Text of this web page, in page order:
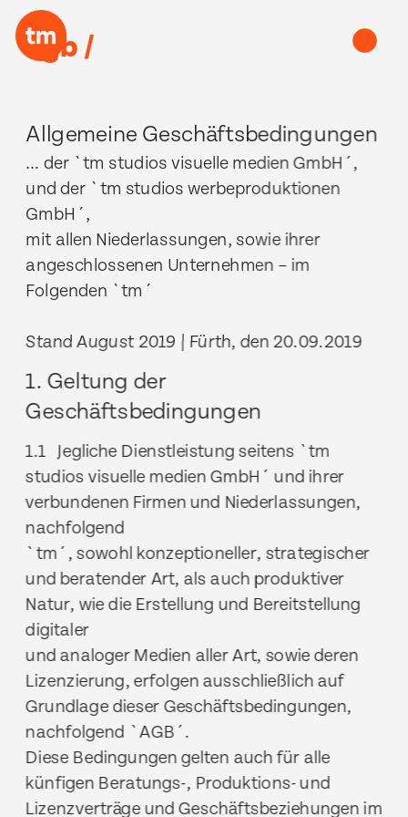
agb /
Allgemeine Geschäftsbedingungen
… der `tm studios visuelle medien GmbH´,
und der `tm studios werbeproduktionen
GmbH´,
mit allen Niederlassungen, sowie ihrer
angeschlossenen Unternehmen – im
Folgenden `tm´
Stand August 2019 | Fürth, den 20.09.2019
1. Geltung der
Geschäftsbedingungen
1.1   Jegliche Dienstleistung seitens `tm
studios visuelle medien GmbH´ und ihrer
verbundenen Firmen und Niederlassungen,
nachfolgend
`tm´, sowohl konzeptioneller, strategischer
und beratender Art, als auch produktiver
Natur, wie die Erstellung und Bereitstellung
digitaler
und analoger Medien aller Art, sowie deren
Lizenzierung, erfolgen ausschließlich auf
Grundlage dieser Geschäftsbedingungen,
nachfolgend `AGB´.
Diese Bedingungen gelten auch für alle
künfigen Beratungs-, Produktions- und
Lizenzverträge und Geschäftsbeziehungen im